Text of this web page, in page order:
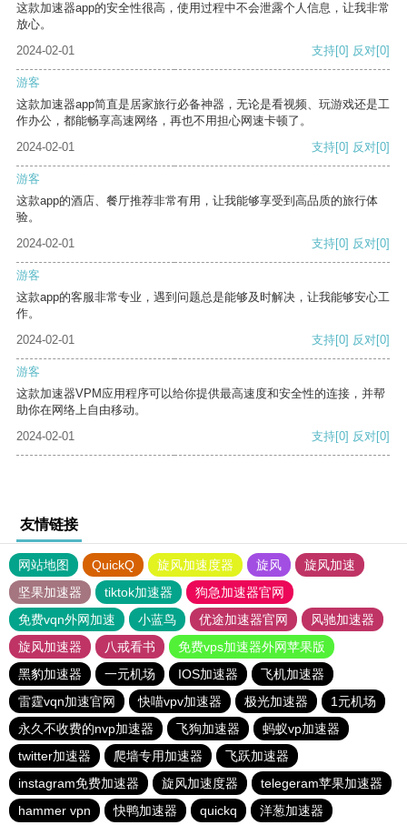
这款加速器app的安全性很高，使用过程中不会泄露个人信息，让我非常
放心。
2024-02-01
支持[0] 反对[0]
游客
这款加速器app简直是居家旅行必备神器，无论是看视频、玩游戏还是工
作办公，都能畅享高速网络，再也不用担心网速卡顿了。
2024-02-01
支持[0] 反对[0]
游客
这款app的酒店、餐厅推荐非常有用，让我能够享受到高品质的旅行体
验。
2024-02-01
支持[0] 反对[0]
游客
这款app的客服非常专业，遇到问题总是能够及时解决，让我能够安心工
作。
2024-02-01
支持[0] 反对[0]
游客
这款加速器VPM应用程序可以给你提供最高速度和安全性的连接，并帮
助你在网络上自由移动。
2024-02-01
支持[0] 反对[0]
友情链接
网站地图 QuickQ 旋风加速度器 旋风
旋风加速
坚果加速器
tiktok加速器
狗急加速器官网
免费vqn外网加速
小蓝鸟 优途加速器官网
风驰加速器
旋风加速器
八戒看书
免费vps加速器外网苹果版
黑豹加速器
一元机场 IOS加速器
飞机加速器
雷霆vqn加速官网
快喵vpv加速器 极光加速器
1元机场
永久不收费的nvp加速器
飞狗加速器
蚂蚁vp加速器
twitter加速器
爬墙专用加速器
飞跃加速器
instagram免费加速器
旋风加速度器
telegeram苹果加速器
hammer vpn
快鸭加速器 quickq 洋葱加速器